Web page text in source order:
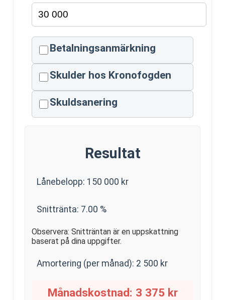
Betalningsanmärkning
Skulder hos Kronofogden
Skuldsanering
Resultat
Lånebelopp: 150 000 kr
Snittränta: 7.00 %
Observera: Snitträntan är en uppskattning
baserat på dina uppgifter.
Amortering (per månad): 2 500 kr
Månadskostnad: 3 375 kr